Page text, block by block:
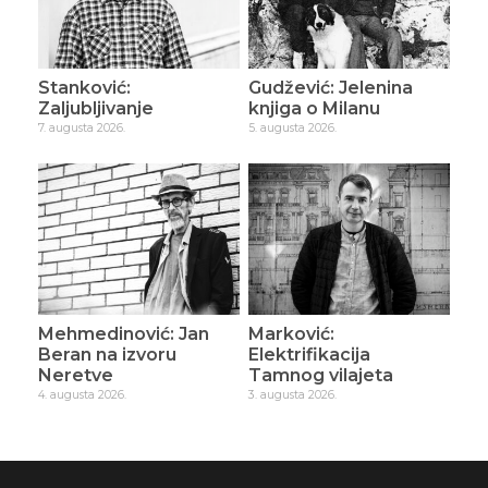
Stanković:
Zaljubljivanje
7. augusta 2026.
Gudžević: Jelenina
knjiga o Milanu
5. augusta 2026.
Mehmedinović: Jan
Beran na izvoru
Neretve
4. augusta 2026.
Marković:
Elektrifikacija
Tamnog vilajeta
3. augusta 2026.